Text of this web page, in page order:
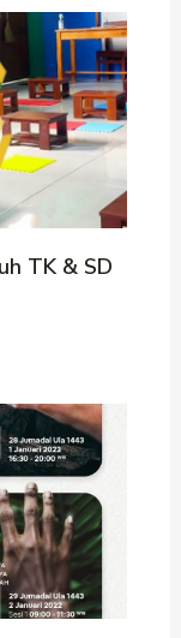
TK & SD